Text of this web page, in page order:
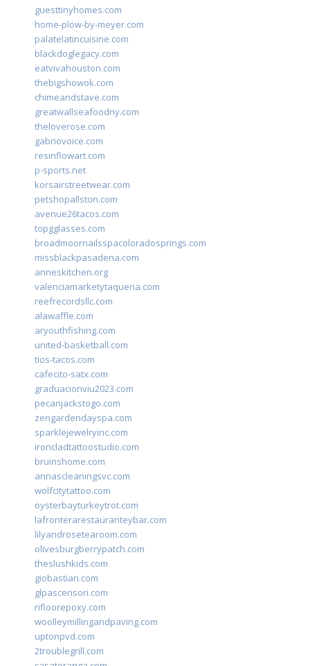
guesttinyhomes.com
home-plow-by-meyer.com
palatelatincuisine.com
blackdoglegacy.com
eatvivahouston.com
thebigshowok.com
chimeandstave.com
greatwallseafoodny.com
theloverose.com
gabriovoice.com
resinflowart.com
p-sports.net
korsairstreetwear.com
petshopallston.com
avenue26tacos.com
topgglasses.com
broadmoornailsspacoloradosprings.com
missblackpasadena.com
anneskitchen.org
valenciamarketytaqueria.com
reefrecordsllc.com
alawaffle.com
aryouthfishing.com
united-basketball.com
tios-tacos.com
cafecito-satx.com
graduacionviu2023.com
pecanjackstogo.com
zengardendayspa.com
sparklejewelryinc.com
ironcladtattoostudio.com
bruinshome.com
annascleaningsvc.com
wolfcitytattoo.com
oysterbayturkeytrot.com
lafronterarestauranteybar.com
lilyandrosetearoom.com
olivesburgberrypatch.com
theslushkids.com
giobastian.com
glpascensori.com
rifloorepoxy.com
woolleymillingandpaving.com
uptonpvd.com
2troublegrill.com